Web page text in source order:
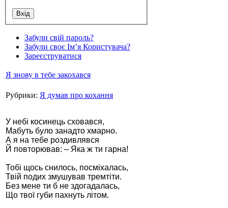
Стамбул 2010
Стамбул 2010
Забули свій пароль?
Забули своє Ім’я Користувача?
Зареєструватися
Я знову в тебе закохався
Рубрики: Я думав про кохання
У небі косинець сховався,
Мабуть було занадто хмарно.
А я на тебе роздивлявся
Й повторював: – Яка ж ти гарна!
Тобі щось снилось, посміхалась,
Твій подих змушував тремтіти.
Без мене ти б не здогадалась,
Що твої губи пахнуть літом.